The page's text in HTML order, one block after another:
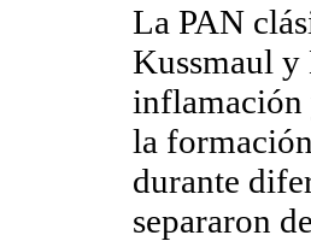
La PAN
Kussmaul y
inflamación
la
durante
separaron